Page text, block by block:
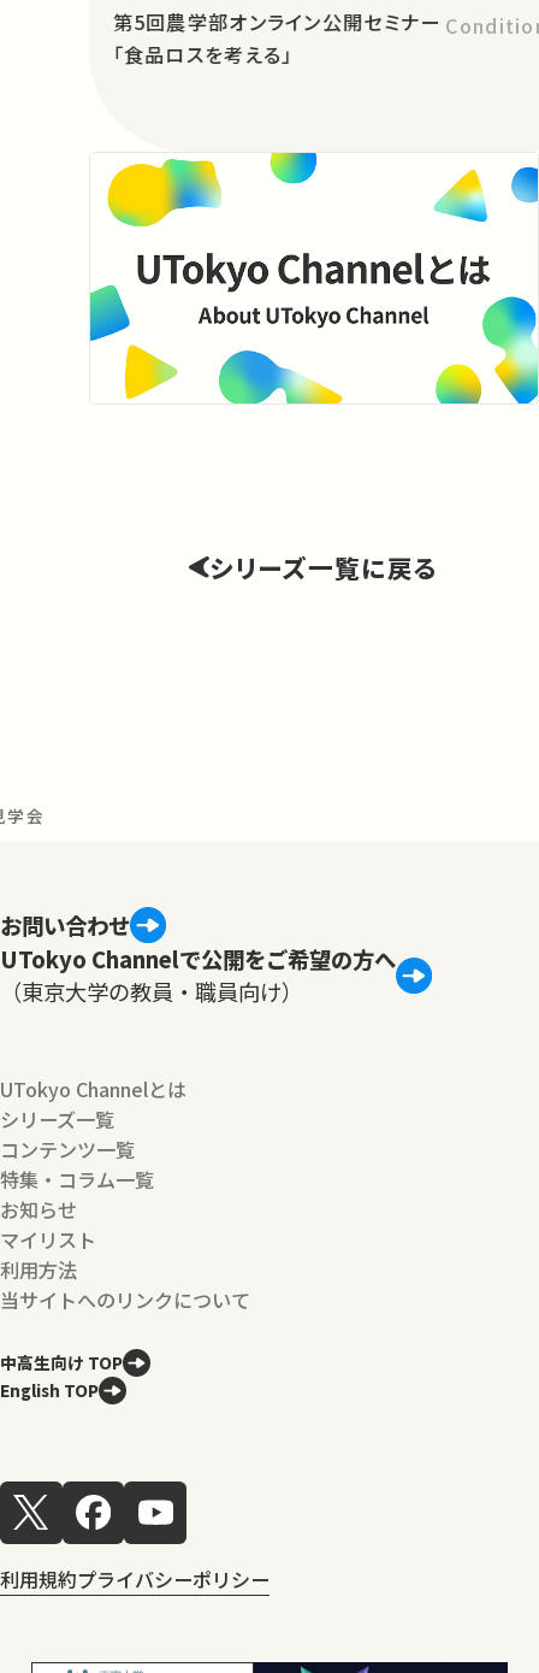
第5回農学部オンライン公開セミナー
「食品ロスを考える」
シリーズ一覧に戻る
学会
お問い合わせ
UTokyo Channelで公開をご希望の方へ
（東京大学の教員・職員向け）
UTokyo Channelとは
シリーズ一覧
コンテンツ一覧
特集・コラム一覧
お知らせ
マイリスト
利用方法
当サイトへのリンクについて
中高生向け TOP
English TOP
利用規約プライバシーポリシー